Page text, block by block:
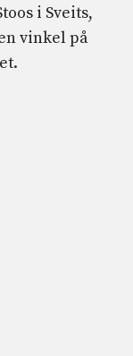
i Sveits,
vinkel på